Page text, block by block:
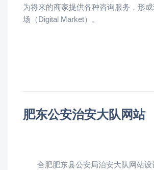
为将来的商家提供各种咨询服务，形
场（Digital Market）。
肥东公安治安大队网站
合肥肥东县公安局治安大队网站设